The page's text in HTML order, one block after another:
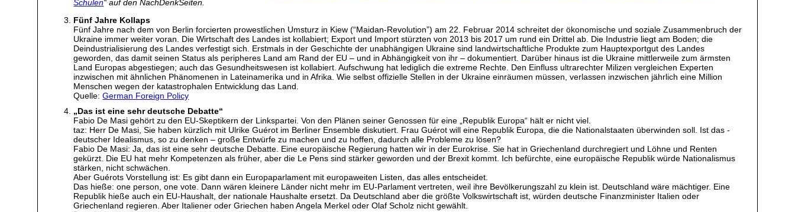
Schulen“ auf den NachDenkSeiten.
Fünf Jahre Kollaps
Fünf Jahre nach dem von Berlin forcierten prowestlichen Umsturz in Kiew (“Maidan-Revolution”) am 22. Februar 2014 schreitet der ökonomische und soziale Zusammenbruch der
Ukraine immer weiter voran. Die Wirtschaft des Landes ist kollabiert; Export und Import stürzten von 2013 bis 2017 um rund ein Drittel ab. Die Industrie liegt am Boden; die
Deindustrialisierung des Landes verfestigt sich. Erstmals in der Geschichte der unabhängigen Ukraine sind landwirtschaftliche Produkte zum Hauptexportgut des Landes
geworden, das damit seinen Status als peripheres Land am Rand der EU – und in Abhängigkeit von ihr – dokumentiert. Darüber hinaus ist die Ukraine mittlerweile zum ärmsten
Land Europas abgestiegen; auch das Gesundheitswesen ist kollabiert. Aufschwung hat lediglich die extreme Rechte. Den Einfluss ultrarechter Milizen vergleichen Experten
inzwischen mit ähnlichen Phänomenen in Lateinamerika und in Afrika. Wie selbst offizielle Stellen in der Ukraine einräumen müssen, verlassen inzwischen jährlich eine Million
Menschen wegen der katastrophalen Entwicklung das Land.
Quelle:German Foreign Policy
„Das ist eine sehr deutsche Debatte“
Fabio De Masi gehört zu den EU-Skeptikern der Linkspartei. Von den Plänen seiner Genossen für eine „Republik Europa“ hält er nicht viel.
taz: Herr De Masi, Sie haben kürzlich mit Ulrike Guérot im Berliner Ensemble diskutiert. Frau Guérot will eine Republik Europa, die die Nationalstaaten überwinden soll. Ist das ­
deutscher Idealismus, so zu denken – große Entwürfe zu machen und zu hoffen, ­dadurch alle Probleme zu lösen?
Fabio De Masi: Ja, das ist eine sehr deutsche Debatte. Eine europäische Regierung hatten wir in der Eurokrise. Sie hat in Griechenland durchregiert und Löhne und Renten
gekürzt. Die EU hat mehr Kompetenzen als früher, aber die Le Pens sind stärker geworden und der Brexit kommt. Ich befürchte, eine europäische Republik würde Nationalismus
stärken, nicht schwächen.
Aber Guérots Vorstellung ist: Es gibt dann ein Europaparlament mit europaweiten Listen, das alles entscheidet.
Das hieße: one person, one vote. Dann wären kleinere Länder nicht mehr im EU-Parlament vertreten, weil ihre Bevölkerungszahl zu klein ist. Deutschland wäre mächtiger. Eine
Republik hieße auch ein EU-Haushalt, der nationale Haushalte ersetzt. Da Deutschland aber die größte Volkswirtschaft ist, würden deutsche Finanzminister Italien oder
Griechenland regieren. Aber Italiener oder Griechen haben Angela Merkel oder Olaf Scholz nicht gewählt.